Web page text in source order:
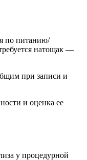
по питанию/
натощак —
при записи и
и оценка ее
у процедурной